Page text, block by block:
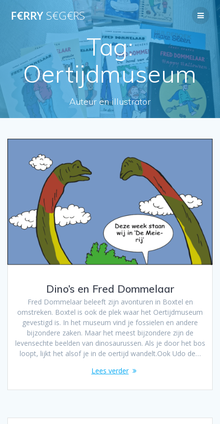
Ga
naar
de
inhoud
F€RRYS€G€RS
Tag:
Oertijdmuseum
Auteur en illustrator
Dino’s en Fred Dommelaar
Fred Dommelaar beleeft zijn avonturen in Boxtel en
omstreken. Boxtel is ook de plek waar het Oertijdmuseum
gevestigd is. In het museum vind je fossielen en andere
bijzondere zaken. Maar het meest bijzondere zijn de
levensechte beelden van dinosaurussen. Als je door het bos
loopt, lijkt het alsof je in de oertijd wandelt.Ook Udo de…
Lees verder